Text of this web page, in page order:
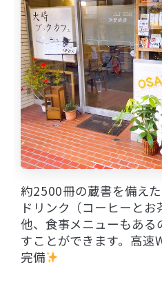
約2500冊の蔵書を備え
ドリンク（コーヒーと
他、食事メニューもある
すことができます。高
完備